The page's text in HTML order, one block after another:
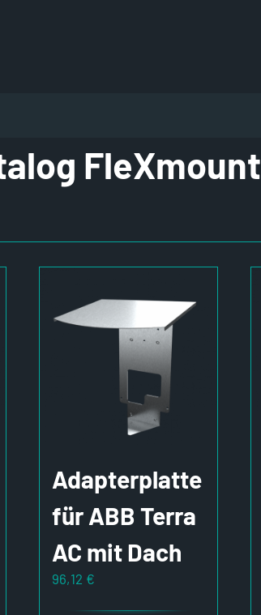
FleXmount
Adapterplatte
für ABB Terra
AC mit Dach
96,12 €